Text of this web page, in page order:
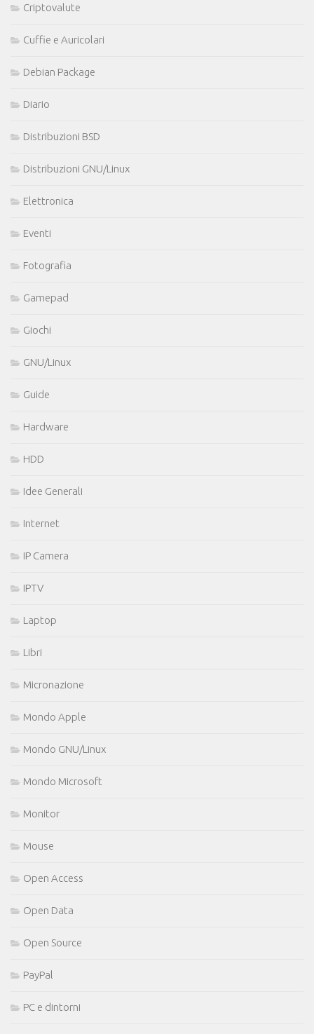
Criptovalute
Cuffie e Auricolari
Debian Package
Diario
Distribuzioni BSD
Distribuzioni GNU/Linux
Elettronica
Eventi
Fotografia
Gamepad
Giochi
GNU/Linux
Guide
Hardware
HDD
Idee Generali
Internet
IP Camera
IPTV
Laptop
Libri
Micronazione
Mondo Apple
Mondo GNU/Linux
Mondo Microsoft
Monitor
Mouse
Open Access
Open Data
Open Source
PayPal
PC e dintorni